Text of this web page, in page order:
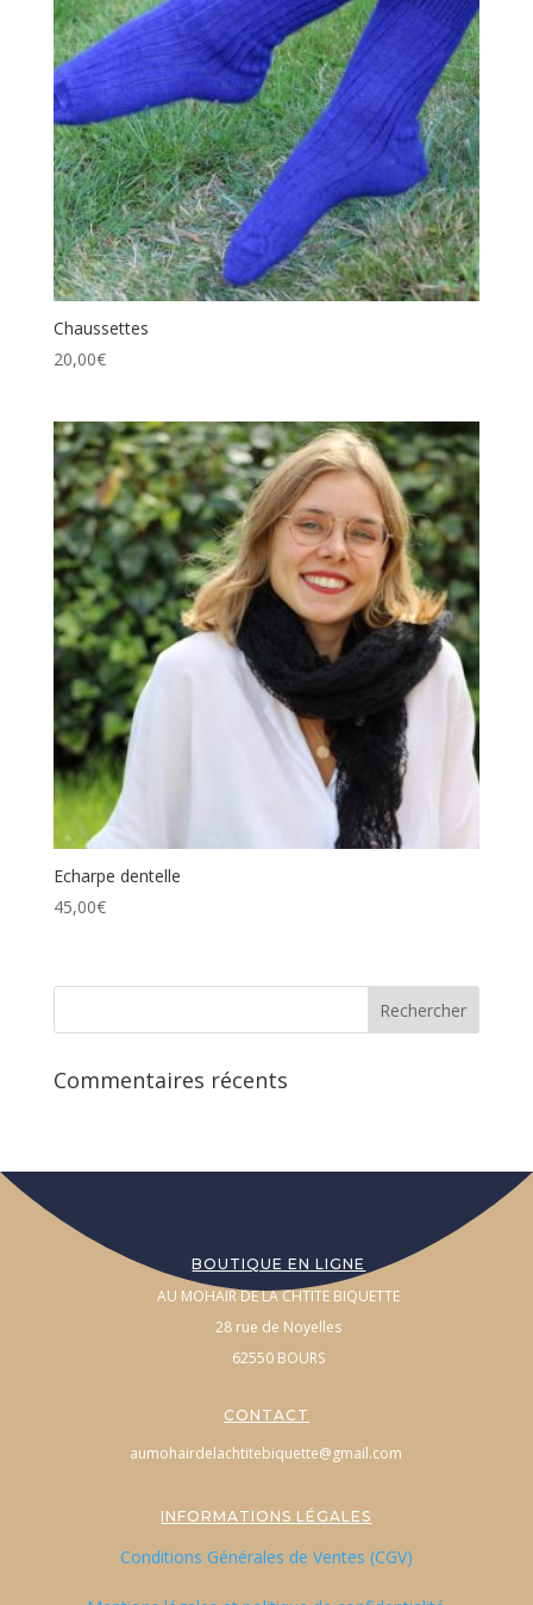
Chaussettes
20,00€
Echarpe dentelle
45,00€
Commentaires récents
BOUTIQUE EN LIGNE
AU MOHAIR DE LA CHTITE BIQUETTE
28 rue de Noyelles
62550 BOURS
CONTACT
aumohairdelachtitebiquette@gmail.com
INFORMATIONS LÉGALES
Conditions Générales de Ventes (CGV)